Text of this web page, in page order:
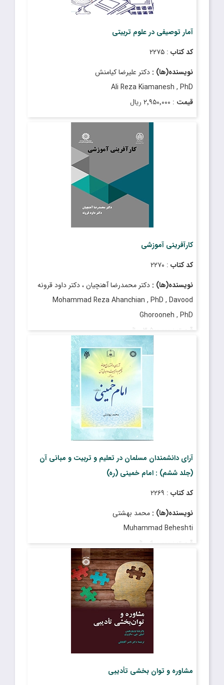
آمار توصیفی در علوم تربیتی
کد کتاب : ۲۲۷۵
نویسنده(ها) : دکتر علیرضا کیامنش
Ali Reza Kiamanesh , PhD
قیمت : ۲٬۹۵۰٬۰۰۰ ریال
: شهریور ۱۴۰۴
کارآفرینی آموزشی
کد کتاب : ۲۲۷۰
نویسنده(ها) : دکتر محمدرضا آهنچیان ، دکتر داود قرونه
Mohammad Reza Ahanchian , PhD , Davood
Ghorooneh , PhD
قیمت: ۳٬۵۰۰٬۰۰۰ ریال
: شهریور ۱۴۰۴
آرای دانشمندان مسلمان در تعلیم و تربیت و مبانی آن
(جلد ششم) : امام خمینی (ره)
کد کتاب : ۲۲۶۹
نویسنده(ها) : محمد بهشتی
Muhammad Beheshti
قیمت: ۶۰۰٬۰۰۰ ریال
: آذر ۱۳۹۸
مشاوره و توان بخشی تأدیبی